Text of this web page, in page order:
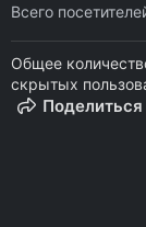
Всего
Общее
скрытых